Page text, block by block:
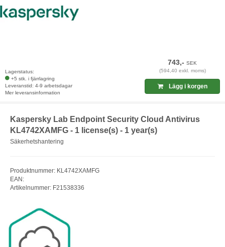
Lagerstatus:
+5 stk. i fjärrlagring
Leveranstid: 4-9 arbetsdagar
Mer leveransinformation
743,-SEK
(594,40 exkl. moms)
Lägg i korgen
Kaspersky Lab Endpoint Security Cloud Antivirus
KL4742XAMFG - 1 license(s) - 1 year(s)
Säkerhetshantering
Produktnummer: KL4742XAMFG
EAN:
Artikelnummer: F21538336